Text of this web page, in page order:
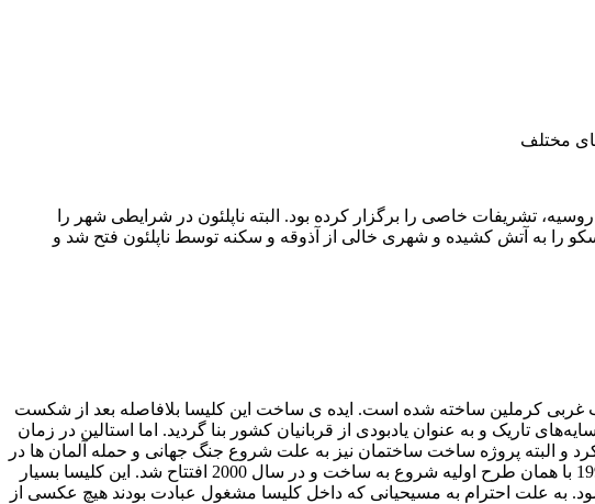
تشریفات خاصی را برگزار کرده بود. البته ناپلئون در شرایطی شهر را
را به آتش کشیده و شهری خالی از آذوقه و سکنه توسط ناپلئون فتح شد و
کرملین ساخته شده است. ایده ی ساخت این کلیسا بلافاصله بعد از شکست
تاریک و به عنوان یادبودی از قربانیان کشور بنا گردید. اما استالین در زمان
و البته پروژه ساخت ساختمان نیز به علت شروع جنگ جهانی و حمله آلمان ها در
سال 1941 متوقف شد. و بعدها این محل تبدیل به استخر مسکو شد ولی نهایتا با کمک های مردمی این کلیسا مجددا در سال 1994 با همان طرح اولیه شروع به ساخت و در سال 2000 افتتاح شد. این کلیسا بسیار
به علت احترام به مسیحیانی که داخل کلیسا مشغول عبادت بودند هیچ عکسی از